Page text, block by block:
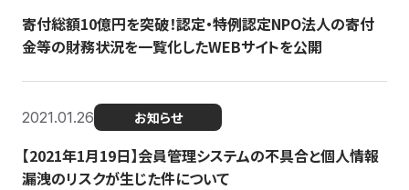
寄付総額10億円を突破！認定・特例認定NPO法人の寄付
金等の財務状況を一覧化したWEBサイトを公開
2021.01.26 お知らせ
【2021年1月19日】会員管理システムの不具合と個人情報
漏洩のリスクが生じた件について